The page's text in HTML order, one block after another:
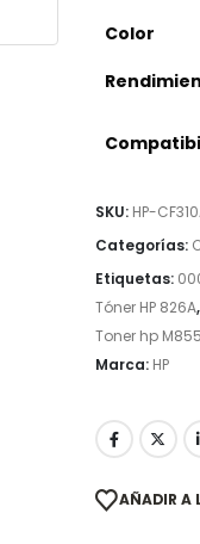
Color
SKU: HP-
Categorías:
Etiquetas:
Tóner HP 826A,
Toner hp
Marca: HP
AÑADIR A